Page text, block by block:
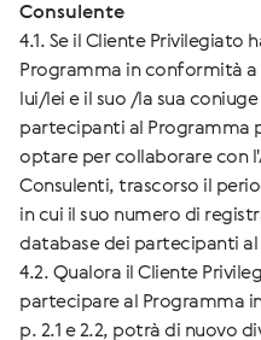
Consulente
4.1. Se il Cliente Privilegiato
Programma in conformità
lui/lei e il suo /la sua
partecipanti al Programma
optare per collaborare con
Consulenti, trascorso il
in cui il suo numero di
database dei partecipanti
4.2. Qualora il Cliente
partecipare al Programma
p. 2.1 e 2.2, potrà di nuovo